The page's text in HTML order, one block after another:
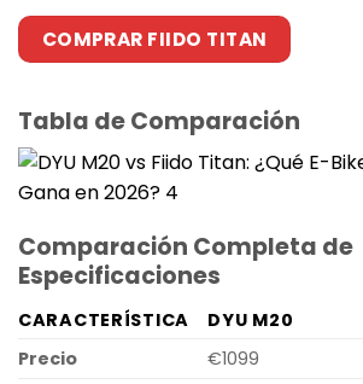
COMPRAR FIIDO TITAN
Tabla de Comparación
Comparación Completa de
Especificaciones
CARACTERÍSTICA DYU M20
Precio
€1099